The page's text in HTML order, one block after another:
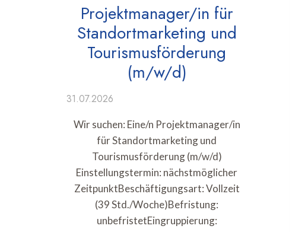
Projektmanager/in für
Standortmarketing und
Tourismusförderung
(m/w/d)
31.07.2026
Wir suchen: Eine/n Projektmanager/in
für Standortmarketing und
Tourismusförderung (m/w/d)
Einstellungstermin: nächstmöglicher
ZeitpunktBeschäftigungsart: Vollzeit
(39 Std./Woche)Befristung:
unbefristetEingruppierung: